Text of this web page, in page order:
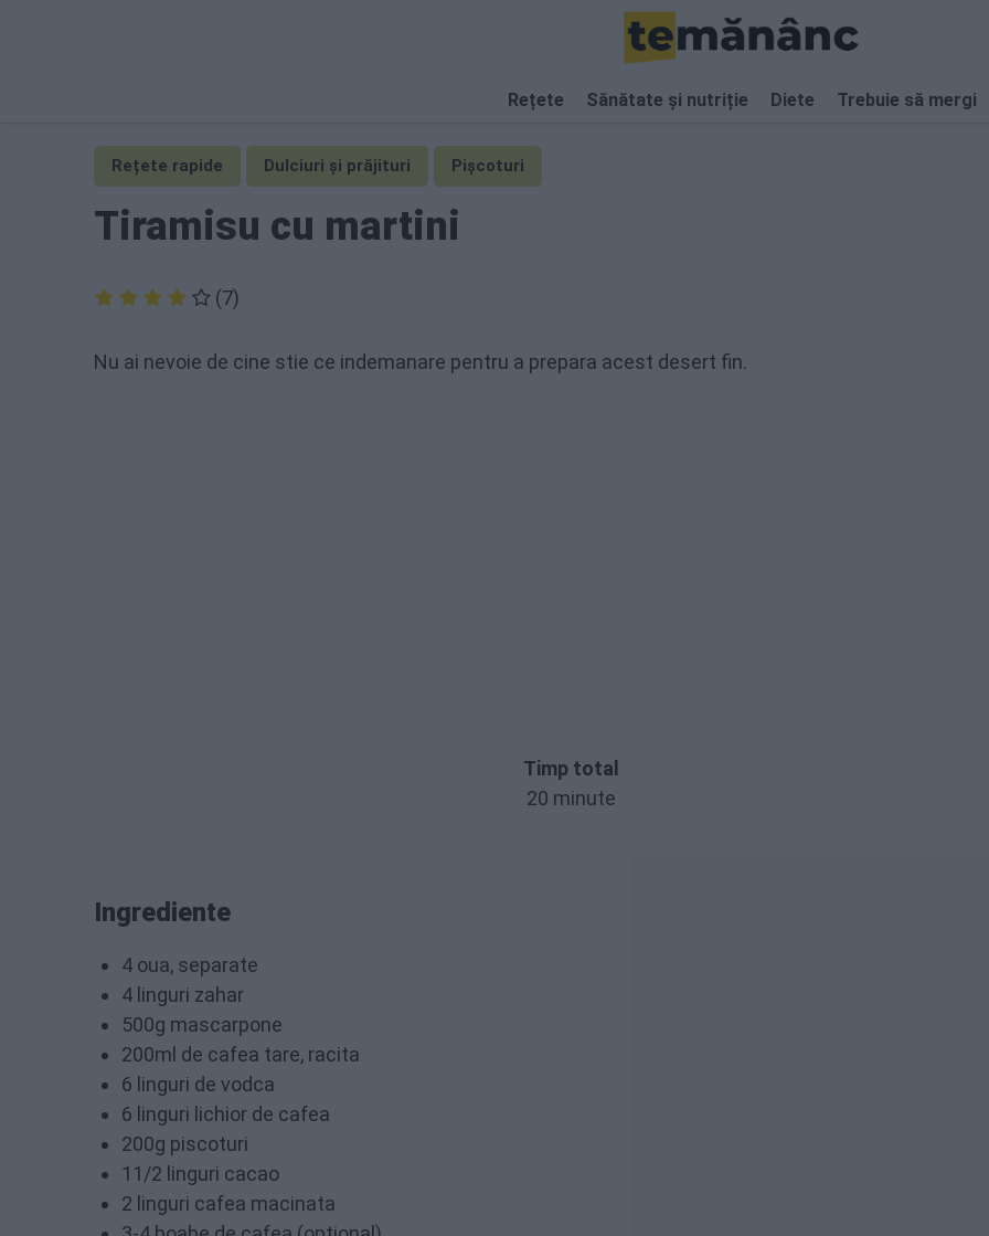
Rețete Sănătate și nutriție Diete Trebuie să mergi
Rețete rapide Dulciuri și prăjituri Pișcoturi
Tiramisu cu martini
(7)
Nu ai nevoie de cine stie ce indemanare pentru a prepara acest desert fin.
Timp total
20 minute
Ingrediente
4 oua, separate
4 linguri zahar
500g mascarpone
200ml de cafea tare, racita
6 linguri de vodca
6 linguri lichior de cafea
200g piscoturi
11/2 linguri cacao
2 linguri cafea macinata